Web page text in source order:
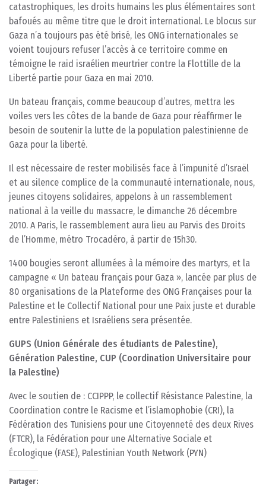
catastrophiques, les droits humains les plus élémentaires sont
bafoués au même titre que le droit international. Le blocus sur
Gaza n’a toujours pas été brisé, les ONG internationales se
voient toujours refuser l’accès à ce territoire comme en
témoigne le raid israélien meurtrier contre la Flottille de la
Liberté partie pour Gaza en mai 2010.
Un bateau français, comme beaucoup d’autres, mettra les
voiles vers les côtes de la bande de Gaza pour réaffirmer le
besoin de soutenir la lutte de la population palestinienne de
Gaza pour la liberté.
Il est nécessaire de rester mobilisés face à l’impunité d’Israël
et au silence complice de la communauté internationale, nous,
jeunes citoyens solidaires, appelons à un rassemblement
national à la veille du massacre, le dimanche 26 décembre
2010. A Paris, le rassemblement aura lieu au Parvis des Droits
de l’Homme, métro Trocadéro, à partir de 15h30.
1400 bougies seront allumées à la mémoire des martyrs, et la
campagne « Un bateau français pour Gaza », lancée par plus de
80 organisations de la Plateforme des ONG Françaises pour la
Palestine et le Collectif National pour une Paix juste et durable
entre Palestiniens et Israéliens sera présentée.
GUPS (Union Générale des étudiants de Palestine),
Génération Palestine, CUP (Coordination Universitaire pour
la Palestine)
Avec le soutien de : CCIPPP, le collectif Résistance Palestine, la
Coordination contre le Racisme et l’islamophobie (CRI), la
Fédération des Tunisiens pour une Citoyenneté des deux Rives
(FTCR), la Fédération pour une Alternative Sociale et
Écologique (FASE), Palestinian Youth Network (PYN)
Partager :